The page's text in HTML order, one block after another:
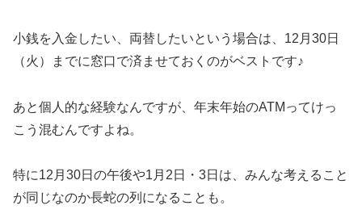
小銭を入金したい、両替したいという場合は、12月30日
（火）までに窓口で済ませておくのがベストです♪
あと個人的な経験なんですが、年末年始のATMってけっ
こう混むんですよね。
特に12月30日の午後や1月2日・3日は、みんな考えること
が同じなのか長蛇の列になることも。